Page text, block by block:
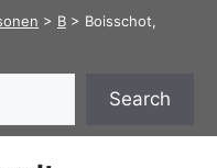
> B > Boisschot,
Search